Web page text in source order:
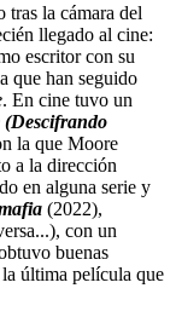
tras la cámara del
llegado al cine:
escritor con su
que han seguido
. En cine tuvo un
(Descifrando
la que Moore
a la dirección
en alguna serie y
(2022),
con un
buenas
última película que